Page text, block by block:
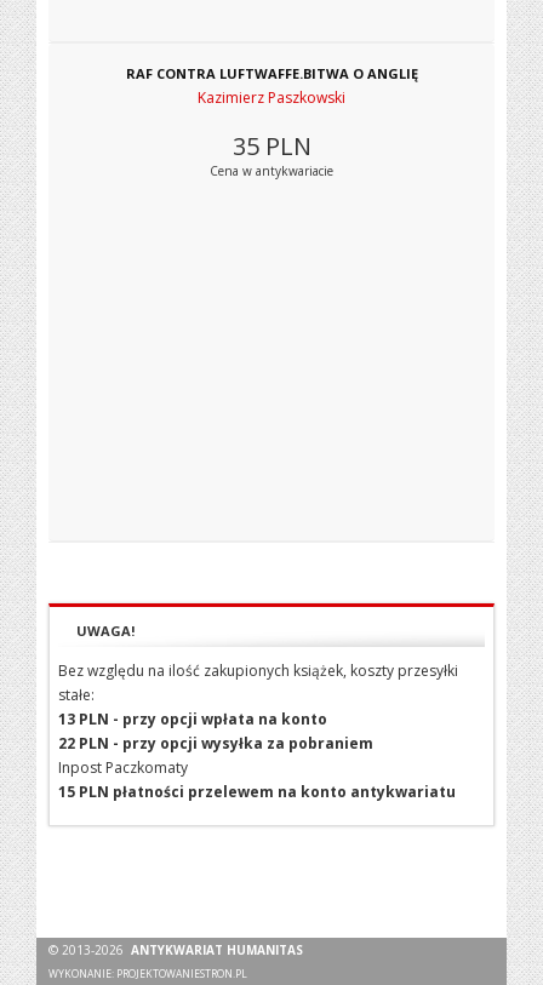
RAF CONTRA LUFTWAFFE.BITWA O ANGLIĘ
Kazimierz Paszkowski
35 PLN
Cena w antykwariacie
UWAGA!
Bez względu na ilość zakupionych książek, koszty przesyłki
stałe:
13 PLN - przy opcji wpłata na konto
22 PLN - przy opcji wysyłka za pobraniem
Inpost Paczkomaty
15 PLN płatności przelewem na konto antykwariatu
© 2013-2026ANTYKWARIAT HUMANITAS
WYKONANIE: PROJEKTOWANIESTRON.PL